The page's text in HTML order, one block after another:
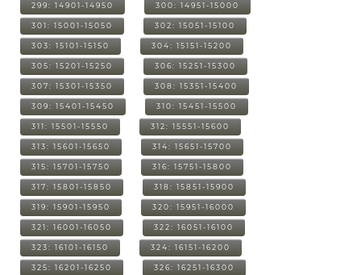
299: 14901-14950 300: 14951-15000
301: 15001-15050 302: 15051-15100
303: 15101-15150 304: 15151-15200
305: 15201-15250 306: 15251-15300
307: 15301-15350 308: 15351-15400
309: 15401-15450 310: 15451-15500
311: 15501-15550 312: 15551-15600
313: 15601-15650 314: 15651-15700
315: 15701-15750 316: 15751-15800
317: 15801-15850 318: 15851-15900
319: 15901-15950 320: 15951-16000
321: 16001-16050 322: 16051-16100
323: 16101-16150 324: 16151-16200
325: 16201-16250 326: 16251-16300